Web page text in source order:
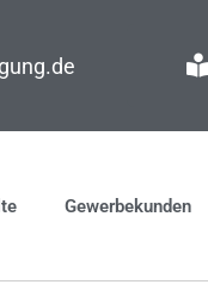
Gewerbekunden